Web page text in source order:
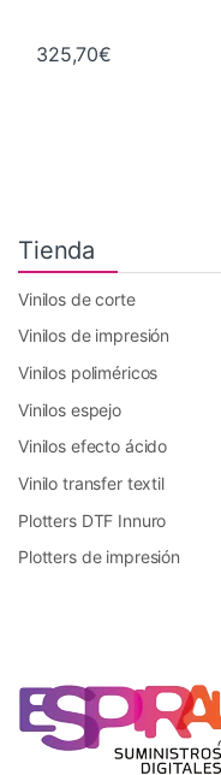
325,70€
Tienda
Vinilos de corte
Vinilos de impresión
Vinilos poliméricos
Vinilos espejo
Vinilos efecto ácido
Vinilo transfer textil
Plotters DTF Innuro
Plotters de impresión